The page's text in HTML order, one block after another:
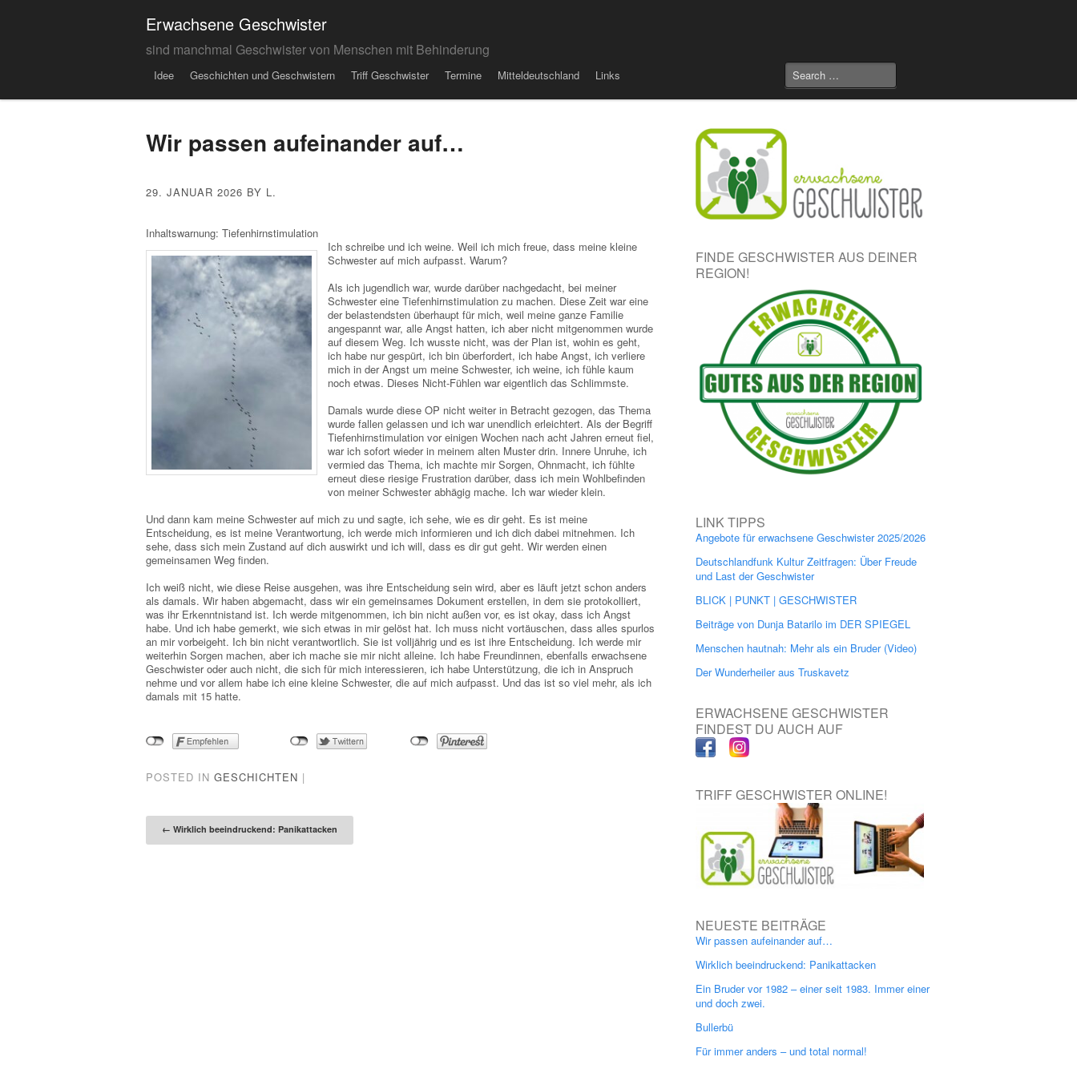
Erwachsene Geschwister
sind manchmal Geschwister von Menschen mit Behinderung
Menu
Idee Geschichten und Geschwistern Triff Geschwister Termine Mitteldeutschland Links
Wir passen aufeinander auf…
29. JANUAR 2026 BY L.
Inhaltswarnung: Tiefenhirnstimulation
Ich schreibe und ich weine. Weil ich mich freue, dass meine kleine
Schwester auf mich aufpasst. Warum?
Als ich jugendlich war, wurde darüber nachgedacht, bei meiner
Schwester eine Tiefenhirnstimulation zu machen. Diese Zeit war eine
der belastendsten überhaupt für mich, weil meine ganze Familie
angespannt war, alle Angst hatten, ich aber nicht mitgenommen wurde
auf diesem Weg. Ich wusste nicht, was der Plan ist, wohin es geht,
ich habe nur gespürt, ich bin überfordert, ich habe Angst, ich verliere
mich in der Angst um meine Schwester, ich weine, ich fühle kaum
noch etwas. Dieses Nicht-Fühlen war eigentlich das Schlimmste.
Damals wurde diese OP nicht weiter in Betracht gezogen, das Thema
wurde fallen gelassen und ich war unendlich erleichtert. Als der Begriff
Tiefenhirnstimulation vor einigen Wochen nach acht Jahren erneut fiel,
war ich sofort wieder in meinem alten Muster drin. Innere Unruhe, ich
vermied das Thema, ich machte mir Sorgen, Ohnmacht, ich fühlte
erneut diese riesige Frustration darüber, dass ich mein Wohlbefinden
von meiner Schwester abhägig mache. Ich war wieder klein.
Und dann kam meine Schwester auf mich zu und sagte, ich sehe, wie es dir geht. Es ist meine
Entscheidung, es ist meine Verantwortung, ich werde mich informieren und ich dich dabei mitnehmen. Ich
sehe, dass sich mein Zustand auf dich auswirkt und ich will, dass es dir gut geht. Wir werden einen
gemeinsamen Weg finden.
Ich weiß nicht, wie diese Reise ausgehen, was ihre Entscheidung sein wird, aber es läuft jetzt schon anders
als damals. Wir haben abgemacht, dass wir ein gemeinsames Dokument erstellen, in dem sie protokolliert,
was ihr Erkenntnistand ist. Ich werde mitgenommen, ich bin nicht außen vor, es ist okay, dass ich Angst
habe. Und ich habe gemerkt, wie sich etwas in mir gelöst hat. Ich muss nicht vortäuschen, dass alles spurlos
an mir vorbeigeht. Ich bin nicht verantwortlich. Sie ist volljährig und es ist ihre Entscheidung. Ich werde mir
weiterhin Sorgen machen, aber ich mache sie mir nicht alleine. Ich habe Freundinnen, ebenfalls erwachsene
Geschwister oder auch nicht, die sich für mich interessieren, ich habe Unterstützung, die ich in Anspruch
nehme und vor allem habe ich eine kleine Schwester, die auf mich aufpasst. Und das ist so viel mehr, als ich
damals mit 15 hatte.
POSTED IN GESCHICHTEN |
Post navigation
← Wirklich beeindruckend: Panikattacken
FINDE GESCHWISTER AUS DEINER
REGION!
LINK TIPPS
Angebote für erwachsene Geschwister 2025/2026
Deutschlandfunk Kultur Zeitfragen: Über Freude
und Last der Geschwister
BLICK | PUNKT | GESCHWISTER
Beiträge von Dunja Batarilo im DER SPIEGEL
Menschen hautnah: Mehr als ein Bruder (Video)
Der Wunderheiler aus Truskavetz
ERWACHSENE GESCHWISTER
FINDEST DU AUCH AUF
TRIFF GESCHWISTER ONLINE!
NEUESTE BEITRÄGE
Wir passen aufeinander auf…
Wirklich beeindruckend: Panikattacken
Ein Bruder vor 1982 – einer seit 1983. Immer einer
und doch zwei.
Bullerbü
Für immer anders – und total normal!